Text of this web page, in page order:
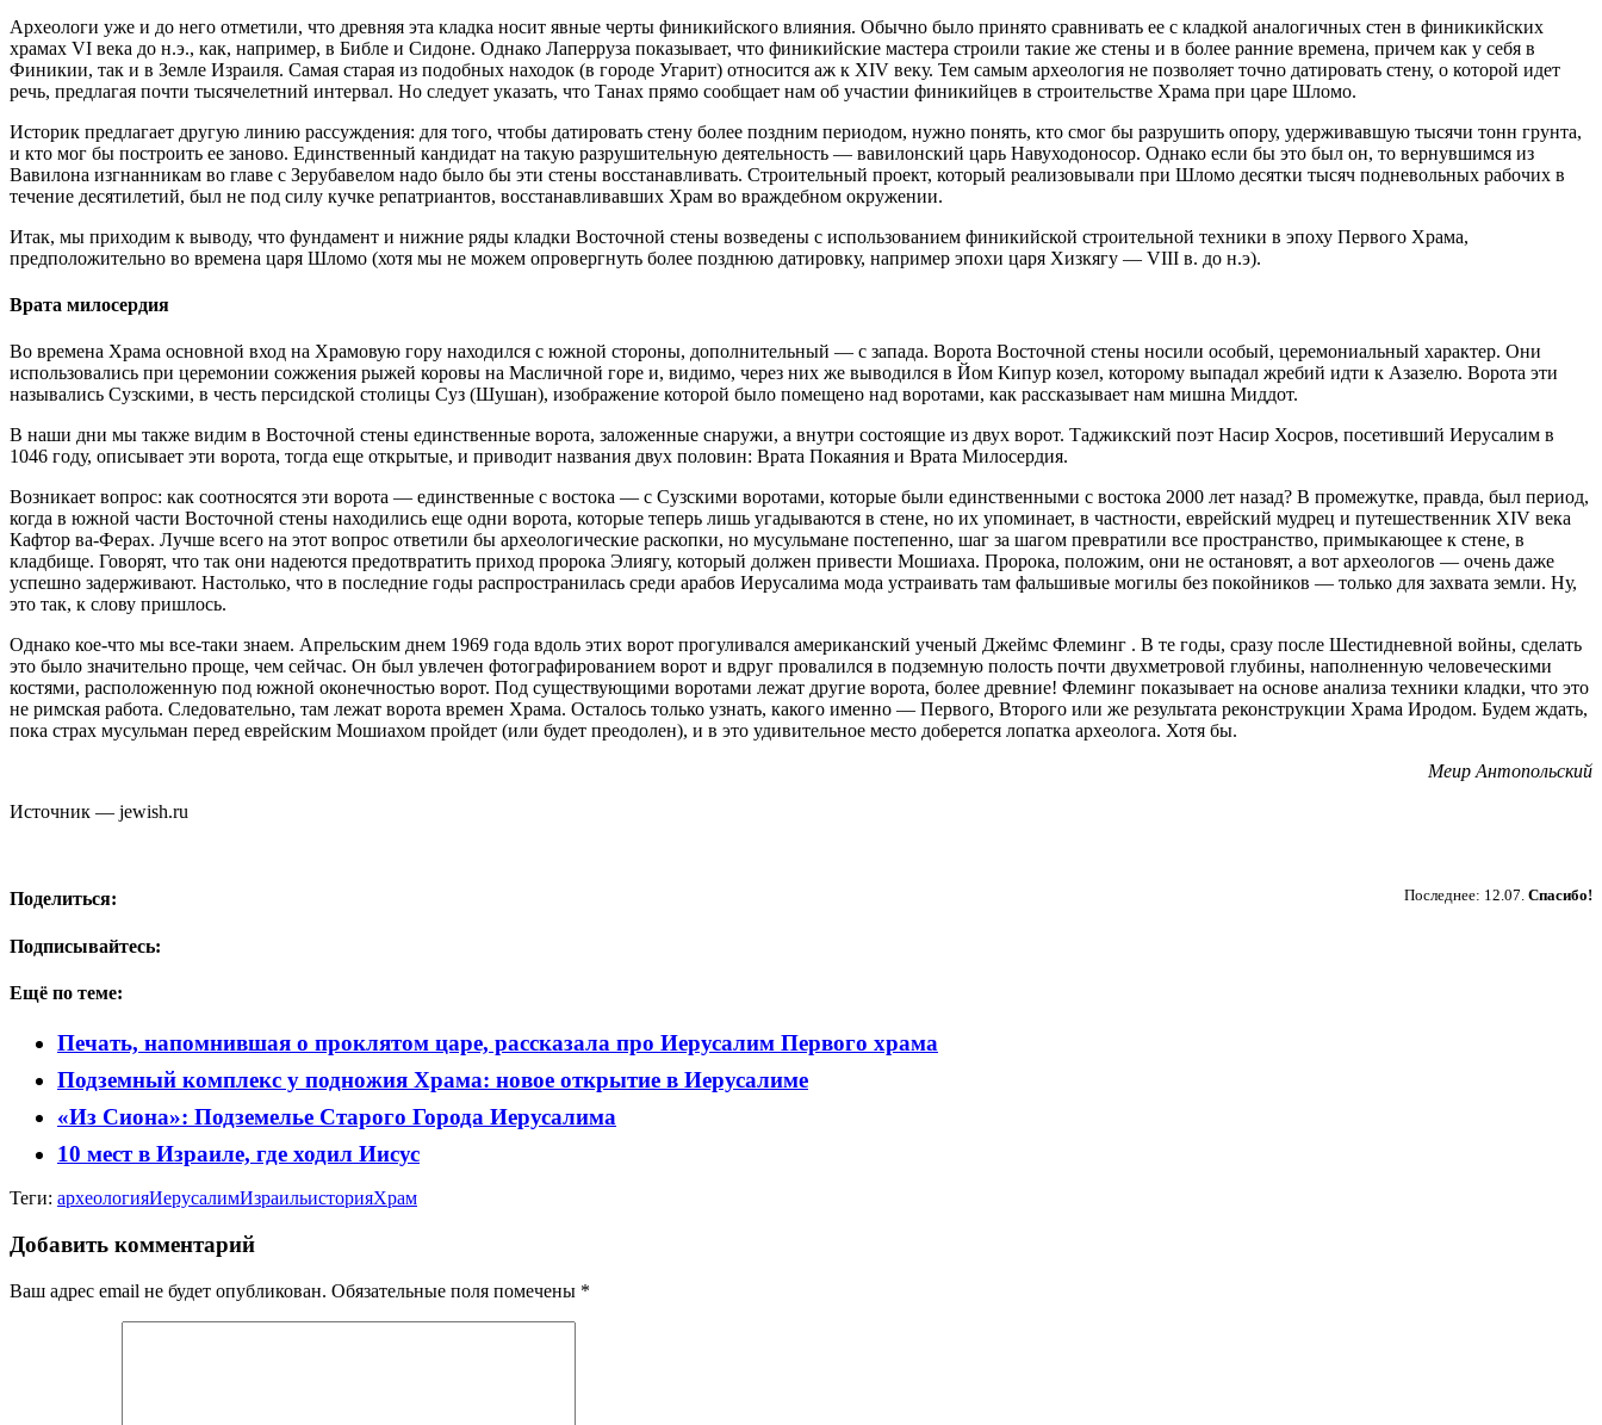
Археологи уже и до него отметили, что древняя эта кладка носит явные черты финикийского влияния. Обычно было принято сравнивать ее с кладкой аналогичных стен в финикикйских
храмах VI века до н.э., как, например, в Библе и Сидоне. Однако Лаперруза показывает, что финикийские мастера строили такие же стены и в более ранние времена, причем как у себя в
Финикии, так и в Земле Израиля. Самая старая из подобных находок (в городе Угарит) относится аж к XIV веку. Тем самым археология не позволяет точно датировать стену, о которой идет
речь, предлагая почти тысячелетний интервал. Но следует указать, что Танах прямо сообщает нам об участии финикийцев в строительстве Храма при царе Шломо.
Историк предлагает другую линию рассуждения: для того, чтобы датировать стену более поздним периодом, нужно понять, кто смог бы разрушить опору, удерживавшую тысячи тонн грунта,
и кто мог бы построить ее заново. Единственный кандидат на такую разрушительную деятельность — вавилонский царь Навуходоносор. Однако если бы это был он, то вернувшимся из
Вавилона изгнанникам во главе с Зерубавелом надо было бы эти стены восстанавливать. Строительный проект, который реализовывали при Шломо десятки тысяч подневольных рабочих в
течение десятилетий, был не под силу кучке репатриантов, восстанавливавших Храм во враждебном окружении.
Итак, мы приходим к выводу, что фундамент и нижние ряды кладки Восточной стены возведены с использованием финикийской строительной техники в эпоху Первого Храма,
предположительно во времена царя Шломо (хотя мы не можем опровергнуть более позднюю датировку, например эпохи царя Хизкягу — VIII в. до н.э).
Врата милосердия
Во времена Храма основной вход на Храмовую гору находился с южной стороны, дополнительный — с запада. Ворота Восточной стены носили особый, церемониальный характер. Они
использовались при церемонии сожжения рыжей коровы на Масличной горе и, видимо, через них же выводился в Йом Кипур козел, которому выпадал жребий идти к Азазелю. Ворота эти
назывались Сузскими, в честь персидской столицы Суз (Шушан), изображение которой было помещено над воротами, как рассказывает нам мишна Миддот.
В наши дни мы также видим в Восточной стены единственные ворота, заложенные снаружи, а внутри состоящие из двух ворот. Таджикский поэт Насир Хосров, посетивший Иерусалим в
1046 году, описывает эти ворота, тогда еще открытые, и приводит названия двух половин: Врата Покаяния и Врата Милосердия.
Возникает вопрос: как соотносятся эти ворота — единственные с востока — с Сузскими воротами, которые были единственными с востока 2000 лет назад? В промежутке, правда, был период,
когда в южной части Восточной стены находились еще одни ворота, которые теперь лишь угадываются в стене, но их упоминает, в частности, еврейский мудрец и путешественник XIV века
Кафтор ва-Ферах. Лучше всего на этот вопрос ответили бы археологические раскопки, но мусульмане постепенно, шаг за шагом превратили все пространство, примыкающее к стене, в
кладбище. Говорят, что так они надеются предотвратить приход пророка Элиягу, который должен привести Мошиаха. Пророка, положим, они не остановят, а вот археологов — очень даже
успешно задерживают. Настолько, что в последние годы распространилась среди арабов Иерусалима мода устраивать там фальшивые могилы без покойников — только для захвата земли. Ну,
это так, к слову пришлось.
Однако кое-что мы все-таки знаем. Апрельским днем 1969 года вдоль этих ворот прогуливался американский ученый Джеймс Флеминг . В те годы, сразу после Шестидневной войны, сделать
это было значительно проще, чем сейчас. Он был увлечен фотографированием ворот и вдруг провалился в подземную полость почти двухметровой глубины, наполненную человеческими
костями, расположенную под южной оконечностью ворот. Под существующими воротами лежат другие ворота, более древние! Флеминг показывает на основе анализа техники кладки, что это
не римская работа. Следовательно, там лежат ворота времен Храма. Осталось только узнать, какого именно — Первого, Второго или же результата реконструкции Храма Иродом. Будем ждать,
пока страх мусульман перед еврейским Мошиахом пройдет (или будет преодолен), и в это удивительное место доберется лопатка археолога. Хотя бы.
Меир Антопольский
Источник — jewish.ru
Последнее: 12.07. Спасибо!
Поделиться:
Подписывайтесь:
Ещё по теме:
Печать, напомнившая о проклятом царе, рассказала про Иерусалим Первого храма
Подземный комплекс у подножия Храма: новое открытие в Иерусалиме
«Из Сиона»: Подземелье Старого Города Иерусалима
10 мест в Израиле, где ходил Иисус
Теги: археологияИерусалимИзраильисторияХрам
Добавить комментарий
Ваш адрес email не будет опубликован. Обязательные поля помечены *